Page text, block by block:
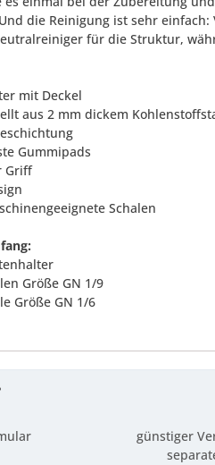
die Reinigung ist sehr
für die Struktur,
mit Deckel
aus 2 mm dickem
Gummipads
Griff
Schalen
Größe GN 1/9
Größe GN 1/6
günstiger